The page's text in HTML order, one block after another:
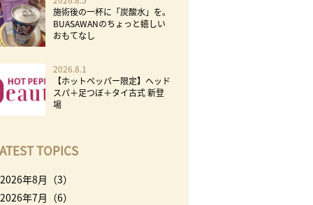
施術後の一杯に「炭酸水」を。
BUASAWANのちょっと嬉しい
おもてなし
2026.8.1
【ホットペッパー限定】ヘッド
スパ＋足つぼ＋タイ古式 新登
場
TOPICS
2026年8月（3）
2026年7月（6）